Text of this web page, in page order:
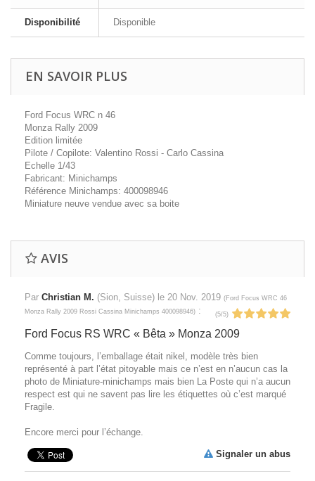
Disponibilité Disponible
EN SAVOIR PLUS
Ford Focus WRC n 46
Monza Rally 2009
Edition limitée
Pilote / Copilote: Valentino Rossi - Carlo Cassina
Echelle 1/43
Fabricant: Minichamps
Référence Minichamps: 400098946
Miniature neuve vendue avec sa boite
AVIS
Par Christian M. (Sion, Suisse) le 20 Nov. 2019 (Ford Focus WRC 46
Monza Rally 2009 Rossi Cassina Minichamps 400098946) : (5/5)
Ford Focus RS WRC « Bêta » Monza 2009
Comme toujours, l’emballage était nikel, modèle très bien
représenté à part l’état pitoyable mais ce n’est en n’aucun cas la
photo de Miniature-minichamps mais bien La Poste qui n’a aucun
respect est qui ne savent pas lire les étiquettes où c’est marqué
Fragile.
Encore merci pour l’échange.
Signaler un abus